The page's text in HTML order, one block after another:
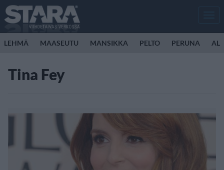
LEHMÄ MAASEUTU MANSIKKA PELTO PERUNA
Tina Fey